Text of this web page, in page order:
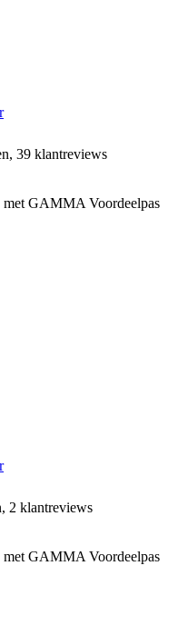
39 klantreviews
GAMMA Voordeelpas
2 klantreviews
GAMMA Voordeelpas